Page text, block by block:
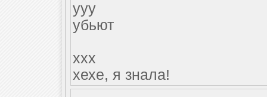
yyy
убьют
xxx
хехе, я знала!